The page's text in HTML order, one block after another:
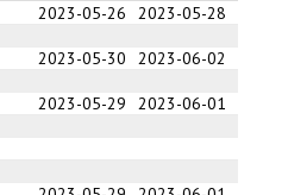
2023-05-26
2023-05-28
2023-05-30
2023-06-02
2023-05-29
2023-06-01